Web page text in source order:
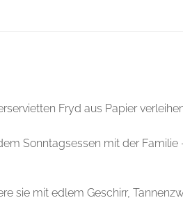
Fryd aus Papier
Sonntagsessen mit der Familie
sie mit edlem Geschirr,